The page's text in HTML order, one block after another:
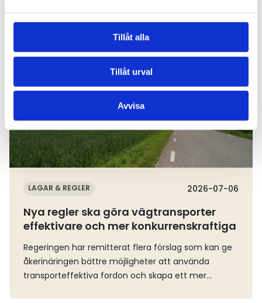
Tillåt alla
Tillåt urval
Avvisa
Aktuella nyheter
LAGAR & REGLER 2026-07-06
Nya regler ska göra vägtransporter
effektivare och mer konkurrenskraftiga
Regeringen har remitterat flera förslag som kan ge
åkerinäringen bättre möjligheter att använda
transporteffektiva fordon och skapa ett mer
Läs mer